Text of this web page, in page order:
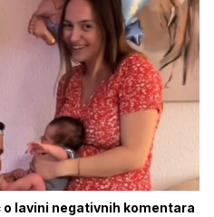
lavini negativnih komentara